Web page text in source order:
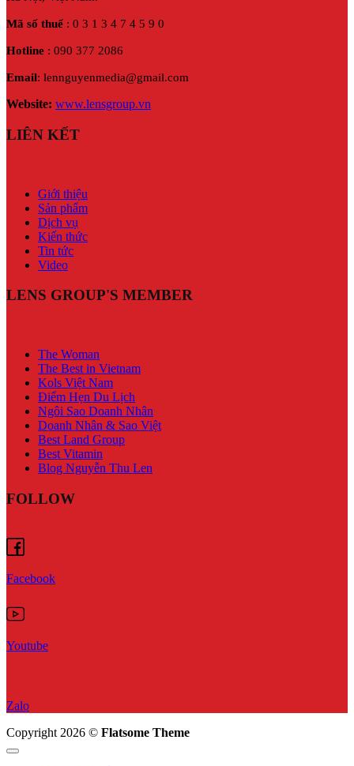
Mã số thuế: 0 3 1 3 4 7 4 5 9 0
Hotline : 090 377 2086
Email: lennguyenmedia@gmail.com
Website: www.lensgroup.vn
LIÊN KẾT
Giới thiệu
Sản phẩm
Dịch vụ
Kiến thức
Tin tức
Video
LENS GROUP'S MEMBER
The Woman
The Best in Vietnam
Kols Việt Nam
Điểm Hẹn Du Lịch
Ngôi Sao Doanh Nhân
Doanh Nhân & Sao Việt
Best Land Group
Best Vitamin
Blog Nguyễn Thu Len
FOLLOW
Facebook
Youtube
Zalo
Copyright 2026 © Flatsome Theme